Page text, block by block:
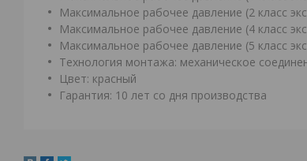
Максимальное рабочее давление (2 класс
Максимальное рабочее давление (4 класс
Максимальное рабочее давление (5 класс
Технология монтажа: механическое
Цвет: красный
Гарантия: 10 лет со дня производства